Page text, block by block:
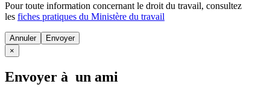
Pour toute information concernant le droit du travail, consultez
les fiches pratiques du Ministère du travail
Annuler
×
Envoyer à un ami